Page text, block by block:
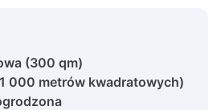
(300 qm)
000 metrów kwadratowych)